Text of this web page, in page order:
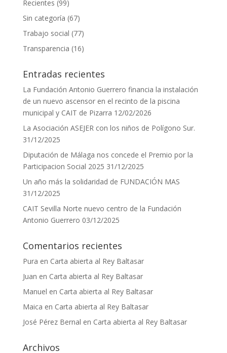
Recientes (99)
Sin categoría (67)
Trabajo social (77)
Transparencia (16)
Entradas recientes
La Fundación Antonio Guerrero financia la instalación
de un nuevo ascensor en el recinto de la piscina
municipal y CAIT de Pizarra 12/02/2026
La Asociación ASEJER con los niños de Polígono Sur.
31/12/2025
Diputación de Málaga nos concede el Premio por la
Participacion Social 2025 31/12/2025
Un año más la solidaridad de FUNDACIÓN MAS
31/12/2025
CAIT Sevilla Norte nuevo centro de la Fundación
Antonio Guerrero 03/12/2025
Comentarios recientes
Pura en Carta abierta al Rey Baltasar
Juan en Carta abierta al Rey Baltasar
Manuel en Carta abierta al Rey Baltasar
Maica en Carta abierta al Rey Baltasar
José Pérez Bernal en Carta abierta al Rey Baltasar
Archivos